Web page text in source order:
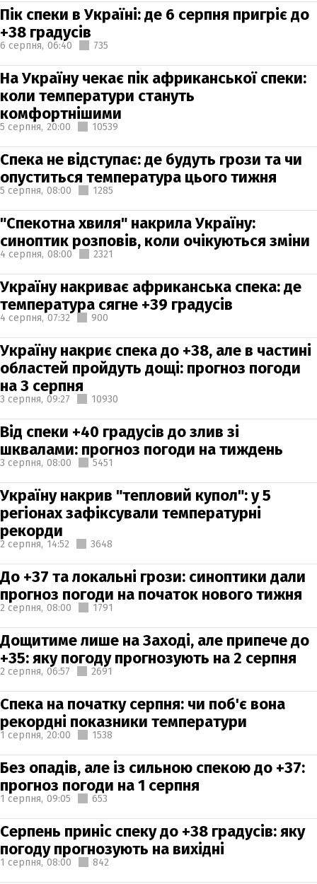
Пік спеки в Україні: де 6 серпня пригріє до
+38 градусів
6 серпня, 06:40 735
На Україну чекає пік африканської спеки:
коли температури стануть
комфортнішими
5 серпня, 20:00 10539
Спека не відступає: де будуть грози та чи
опуститься температура цього тижня
5 серпня, 08:00 1285
"Спекотна хвиля" накрила Україну:
синоптик розповів, коли очікуються зміни
4 серпня, 08:00 2321
Україну накриває африканська спека: де
температура сягне +39 градусів
4 серпня, 07:32 900
Україну накриє спека до +38, але в частині
областей пройдуть дощі: прогноз погоди
на 3 серпня
3 серпня, 09:27 10930
Від спеки +40 градусів до злив зі
шквалами: прогноз погоди на тиждень
3 серпня, 08:00 5451
Україну накрив "тепловий купол": у 5
регіонах зафіксували температурні
рекорди
2 серпня, 14:52 3648
До +37 та локальні грози: синоптики дали
прогноз погоди на початок нового тижня
2 серпня, 08:00 1791
Дощитиме лише на Заході, але припече до
+35: яку погоду прогнозують на 2 серпня
2 серпня, 06:57 2691
Спека на початку серпня: чи поб'є вона
рекордні показники температури
1 серпня, 20:00 1538
Без опадів, але із сильною спекою до +37:
прогноз погоди на 1 серпня
1 серпня, 09:05 653
Серпень приніс спеку до +38 градусів: яку
погоду прогнозують на вихідні
1 серпня, 08:00 842